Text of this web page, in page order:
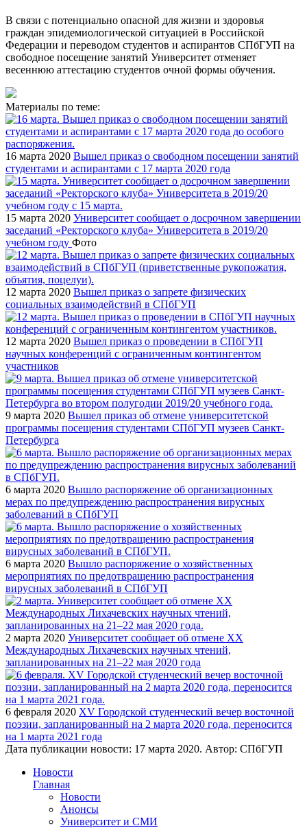
В связи с потенциально опасной для жизни и здоровья
граждан эпидемиологической ситуацией в Российской
Федерации и переводом студентов и аспирантов СПбГУП на
свободное посещение занятий Университет отменяет
весеннюю аттестацию студентов очной формы обучения.
Материалы по теме:
16 марта 2020 Вышел приказ о свободном посещении занятий
студентами и аспирантами с 17 марта 2020 года
15 марта 2020 Университет сообщает о досрочном завершении
заседаний «Ректорского клуба» Университета в 2019/20
учебном году Фото
12 марта 2020 Вышел приказ о запрете физических
социальных взаимодействий в СПбГУП
12 марта 2020 Вышел приказ о проведении в СПбГУП
научных конференций с ограниченным контингентом
участников
9 марта 2020 Вышел приказ об отмене университетской
программы посещения студентами СПбГУП музеев Санкт-
Петербурга
6 марта 2020 Вышло распоряжение об организационных
мерах по предупреждению распространения вирусных
заболеваний в СПбГУП
6 марта 2020 Вышло распоряжение о хозяйственных
мероприятиях по предотвращению распространения
вирусных заболеваний в СПбГУП
2 марта 2020 Университет сообщает об отмене XX
Международных Лихачевских научных чтений,
запланированных на 21–22 мая 2020 года
6 февраля 2020 XV Городской студенческий вечер восточной
поэзии, запланированный на 2 марта 2020 года, переносится
на 1 марта 2021 года
Дата публикации новости: 17 марта 2020. Автор: СПбГУП
Новости
Главная
Новости
Анонсы
Университет и СМИ